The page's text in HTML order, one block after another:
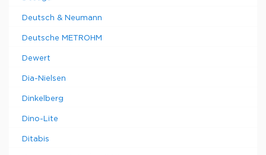
Deutsch & Neumann
Deutsche METROHM
Dewert
Dia-Nielsen
Dinkelberg
Dino-Lite
Ditabis